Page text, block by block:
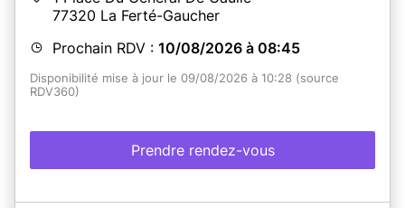
77320 La Ferté-Gaucher
Prochain RDV : 10/08/2026 à 08:45
Disponibilité mise à jour le 09/08/2026 à 10:28 (source
RDV360)
Prendre rendez-vous